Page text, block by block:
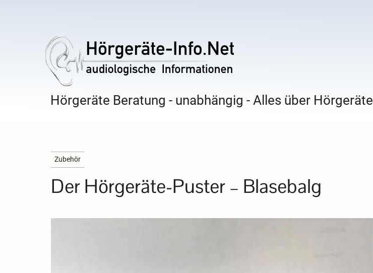
Hörgeräte Beratung - unabhängig - Alles über Hörgeräte
Zubehör
Der Hörgeräte-Puster – Blasebalg